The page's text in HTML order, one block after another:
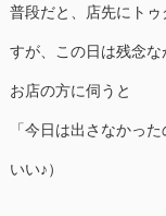
普段だと、店先にト
すが、この日は残念な
お店の方に伺うと
「今日は出さなかっ
いい♪）